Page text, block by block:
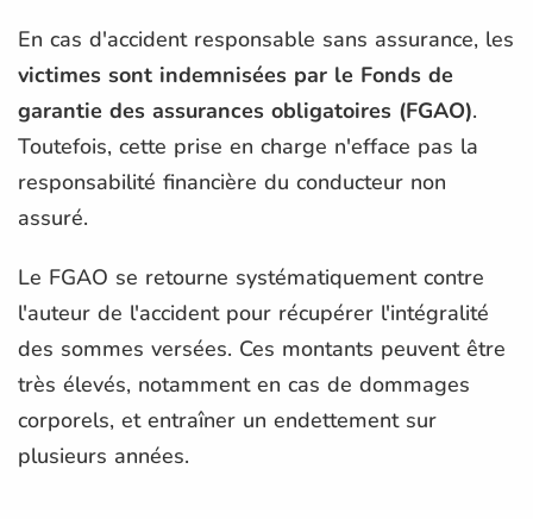
En cas d'accident responsable sans assurance, les
victimes sont indemnisées par le Fonds de
garantie des assurances obligatoires (FGAO).
Toutefois, cette prise en charge n'efface pas la
responsabilité financière du conducteur non
assuré.
Le FGAO se retourne systématiquement contre
l'auteur de l'accident pour récupérer l'intégralité
des sommes versées. Ces montants peuvent être
très élevés, notamment en cas de dommages
corporels, et entraîner un endettement sur
plusieurs années.